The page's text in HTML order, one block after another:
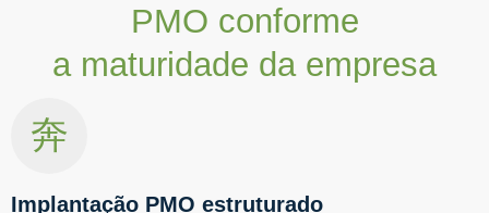
PMO conforme
a maturidade da empresa
Implantação PMO estruturado